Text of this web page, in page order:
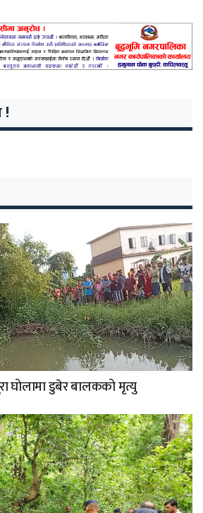
!
घोलामा डुबेर बालकको मृत्यु